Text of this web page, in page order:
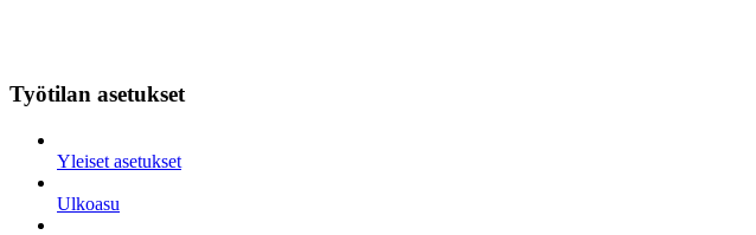
Työtilan asetukset
Yleiset asetukset
Ulkoasu